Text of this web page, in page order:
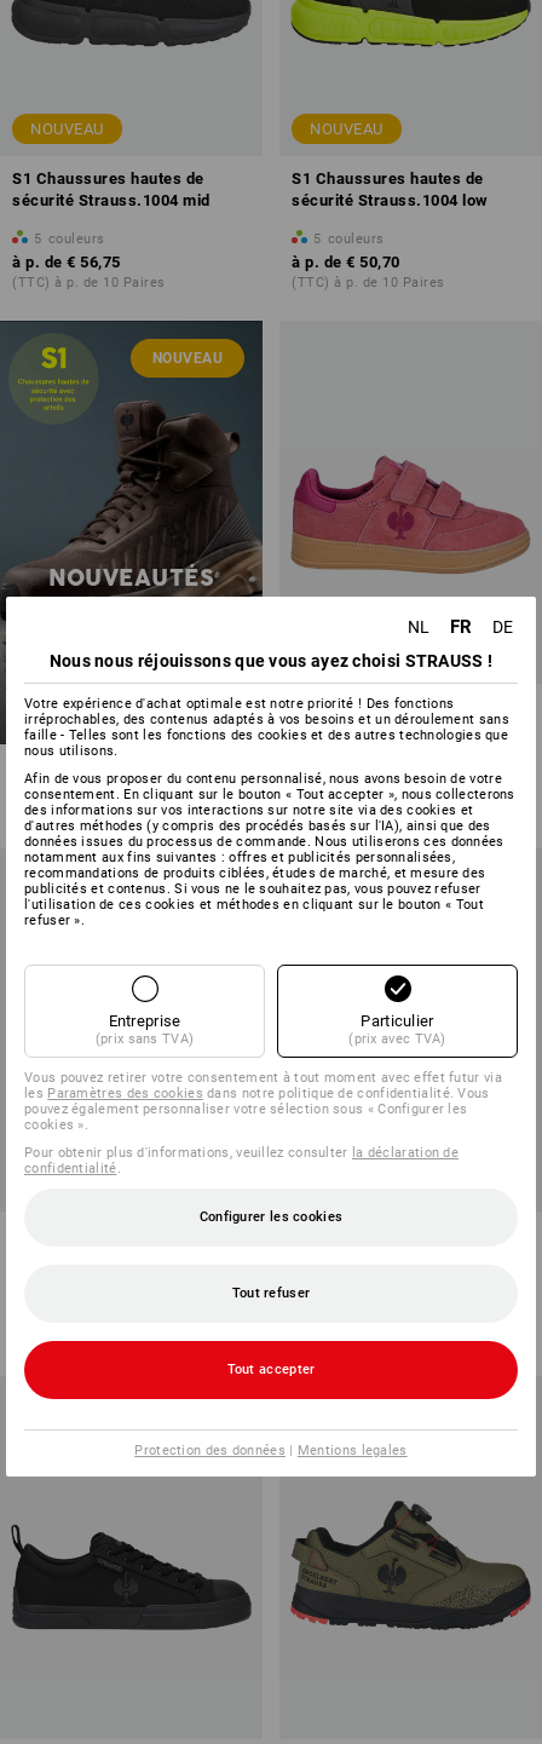
NOUVEAU
S1 Chaussures hautes de
sécurité Strauss.1004 mid
5 couleurs
à p. de € 56,75
(TTC) à p. de 10 Paires
NOUVEAU
S1 Chaussures hautes de
sécurité Strauss.1004 low
5 couleurs
à p. de € 50,70
(TTC) à p. de 10 Paires
NOUVEAU
NOUVEAUTÉS
CHAUSSURES
découvrir maintenant NOUVEAU
Chaussures Allround
Strauss.0900 low, enfants
à p. de € 36,18
(TTC) à p. de 3 Paires
(TTC) à p. de 10 Paires (TTC) à p. de 10 Paires
NL FR
DE
Nous nous réjouissons que vous ayez choisi STRAUSS !
Votre expérience d'achat optimale est notre priorité ! Des fonctions
irréprochables, des contenus adaptés à vos besoins et un déroulement sans
faille - Telles sont les fonctions des cookies et des autres technologies que
nous utilisons.
Afin de vous proposer du contenu personnalisé, nous avons besoin de votre
consentement. En cliquant sur le bouton « Tout accepter », nous collecterons
des informations sur vos interactions sur notre site via des cookies et
d'autres méthodes (y compris des procédés basés sur l'IA), ainsi que des
données issues du processus de commande. Nous utiliserons ces données
notamment aux fins suivantes : offres et publicités personnalisées,
recommandations de produits ciblées, études de marché, et mesure des
publicités et contenus. Si vous ne le souhaitez pas, vous pouvez refuser
l'utilisation de ces cookies et méthodes en cliquant sur le bouton « Tout
refuser ».
Entreprise
(prix sans TVA)
Particulier
(prix avec TVA)
Vous pouvez retirer votre consentement à tout moment avec effet futur via
les Paramètres des cookies dans notre politique de confidentialité. Vous
pouvez également personnaliser votre sélection sous « Configurer les
cookies ».
Pour obtenir plus d'informations, veuillez consulter la déclaration de
confidentialité
Configurer les cookies
Tout refuser
Tout accepter
Protection des données | Mentions legales